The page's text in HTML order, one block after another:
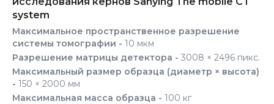
system
Максимальное пространственное разрешение
системы томографии - 10 мкм
Разрешение матрицы детектора - 3008 × 2496 пикс.
Максимальный размер образца (диаметр × высота)
- 150 × 2000 мм
Максимальная масса образца - 100 кг